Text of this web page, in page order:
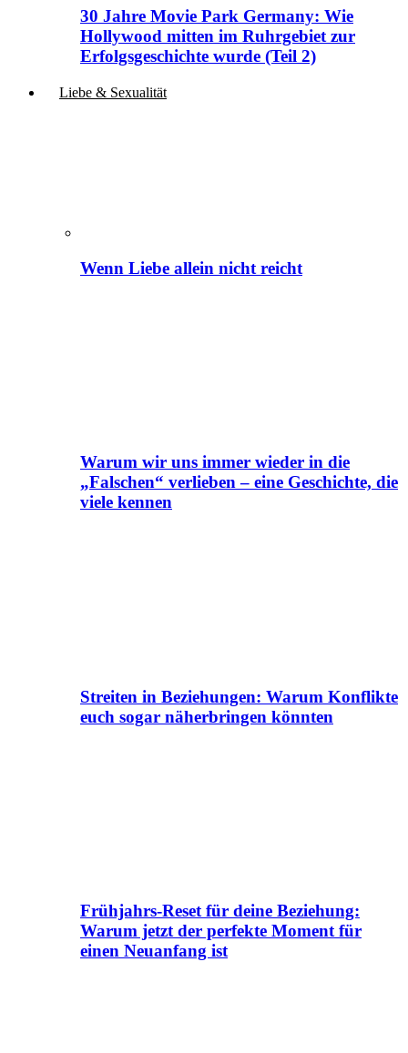
30 Jahre Movie Park Germany: Wie
Hollywood mitten im Ruhrgebiet zur
Erfolgsgeschichte wurde (Teil 2)
Liebe & Sexualität
Wenn Liebe allein nicht reicht
Warum wir uns immer wieder in die
„Falschen“ verlieben – eine Geschichte, die
viele kennen
Streiten in Beziehungen: Warum Konflikte
euch sogar näherbringen könnten
Frühjahrs-Reset für deine Beziehung:
Warum jetzt der perfekte Moment für
einen Neuanfang ist